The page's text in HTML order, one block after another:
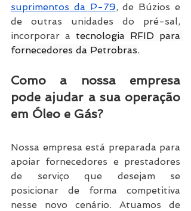
suprimentos da P-79, de Búzios e
de outras unidades do pré-sal,
incorporar a tecnologia RFID para
fornecedores da Petrobras.
Como a nossa empresa
pode ajudar a sua operação
em Óleo e Gás?
Nossa empresa está preparada para
apoiar fornecedores e prestadores
de serviço que desejam se
posicionar de forma competitiva
nesse novo cenário. Atuamos de